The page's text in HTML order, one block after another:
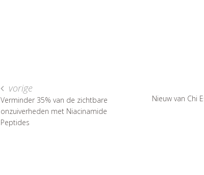
vorige
Verminder 35% van de zichtbare
onzuiverheden met Niacinamide
Peptides
Nieuw van Chi